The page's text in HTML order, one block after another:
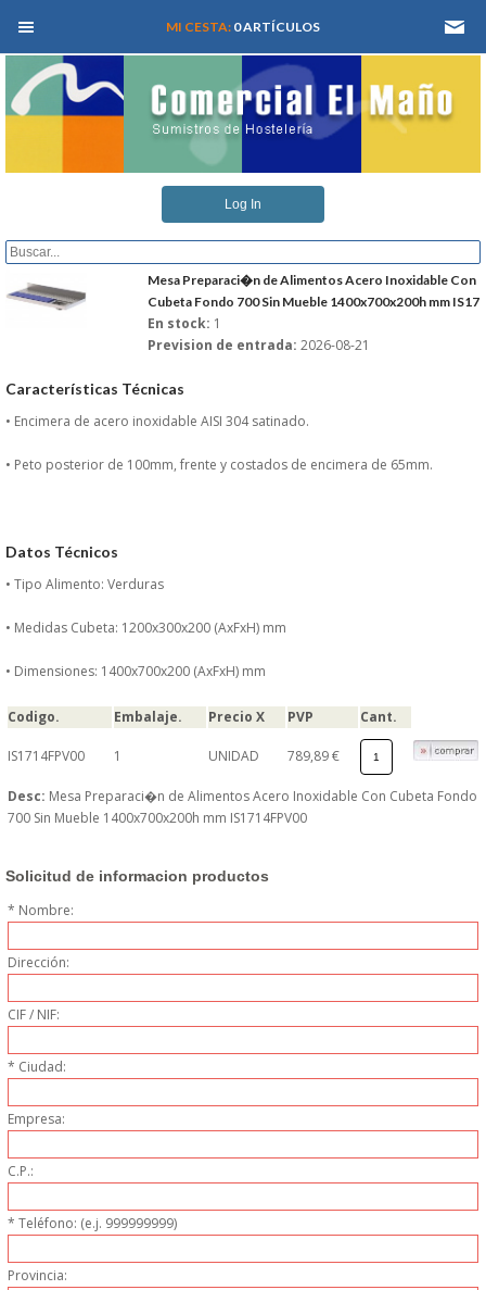
MEN� PRINCIPAL
QUIENES SOMOS
REFORMAS Y PROYECTOS
REGISTRARSE
PRODUCTOS EN OFERTAS
COMPLEMENTOS DE BA�O
COMPLEMENTOS DE MESA
ELECTRODOM�STICOS
LIMPIEZA
MAQUINARIA CALIENTE
MAQUINARIA DE
ELABORACI�N
MAQUINARIA FRIA
MI CESTA: 0 ARTÍCULOS
Log In
Mesa Preparaci�n de Alimentos Acero Inoxidable Con
Cubeta Fondo 700 Sin Mueble 1400x700x200h mm IS17
En stock: 1
Prevision de entrada: 2026-08-21
Características Técnicas
• Encimera de acero inoxidable AISI 304 satinado.
• Peto posterior de 100mm, frente y costados de encimera de 65mm.
Datos Técnicos
• Tipo Alimento: Verduras
• Medidas Cubeta: 1200x300x200 (AxFxH) mm
• Dimensiones: 1400x700x200 (AxFxH) mm
Codigo. Embalaje. Precio X PVP Cant.
IS1714FPV00 1 UNIDAD 789,89 €
Desc: Mesa Preparaci�n de Alimentos Acero Inoxidable Con Cubeta Fondo
700 Sin Mueble 1400x700x200h mm IS1714FPV00
Solicitud de informacion productos
* Nombre:
Dirección:
CIF / NIF:
* Ciudad:
Empresa:
C.P.:
* Teléfono: (e.j. 999999999)
Provincia: